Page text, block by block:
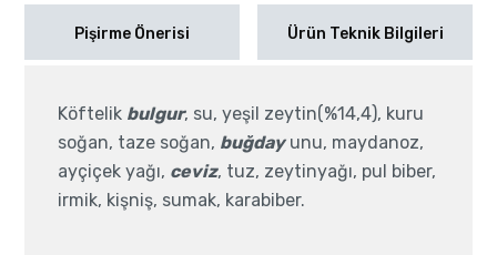
Pişirme Önerisi Ürün Teknik Bilgileri
Köftelik bulgur, su, yeşil zeytin(%14,4), kuru
soğan, taze soğan, buğdayunu, maydanoz,
ayçiçek yağı, ceviz, tuz, zeytinyağı, pul biber,
irmik, kişniş, sumak, karabiber.